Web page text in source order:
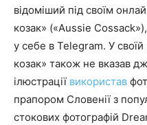
відоміший під своїм
козак» («Aussie
у себе в Telegram. У своїй
козак» також не вказав
ілюстрації використав
прапором Словенії з
стокових фотографій